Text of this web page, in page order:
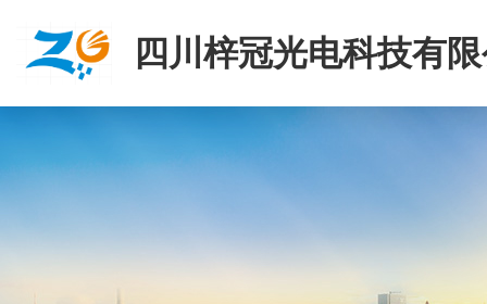
四川梓冠光电科技有